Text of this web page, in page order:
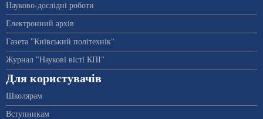
Науково-дослідні роботи
Електронний архів
Газета "Київський політехнік"
Журнал "Наукові вісті КПІ"
Для користувачів
Школярам
Вступникам